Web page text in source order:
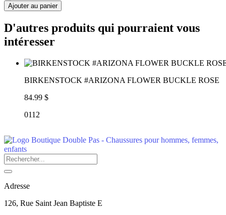
Ajouter au panier
D'autres produits qui pourraient vous
intéresser
BIRKENSTOCK #ARIZONA FLOWER BUCKLE ROSE
84.99 $
0112
Adresse
126, Rue Saint Jean Baptiste E